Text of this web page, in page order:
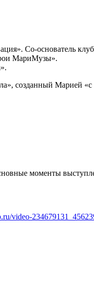
Со-основатель
МариМузы».
созданный Марией «с
моменты
video-